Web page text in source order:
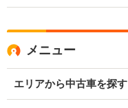
メニュー
エリアから中古車を探す